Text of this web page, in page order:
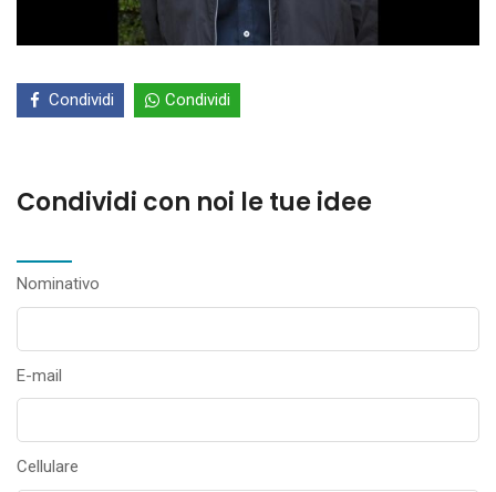
Condividi Condividi
Condividi con noi le tue idee
Nominativo
E-mail
Cellulare